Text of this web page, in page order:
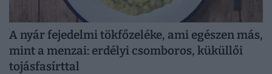
A nyár fejedelmi tökfőzeléke, ami egészen más,
mint a menzai: erdélyi csomboros, küküllői
tojásfasírttal